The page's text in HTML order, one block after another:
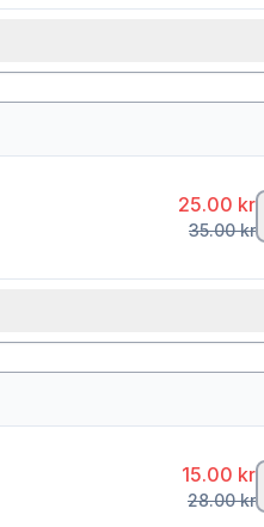
25.00 kr
35.00kr
15.00 kr
28.00kr